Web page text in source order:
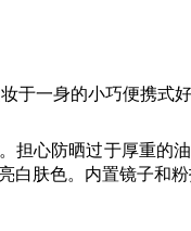
一身的小巧便携式好
防晒过于厚重的
肤色。内置镜子和